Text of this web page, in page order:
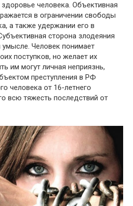
человека. Объективная
в ограничении свободы
а также удержании его в
сторона злодеяния
Человек понимает
поступков, но желает их
им могут личная неприязнь,
преступления в РФ
человека от 16-летнего
всю тяжесть последствий от